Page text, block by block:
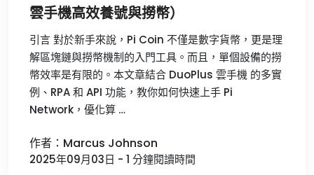
雲手機高效養號與撈幣）
引言 對於新手來說，Pi Coin 不僅是數字貨幣，更是理
解區塊鏈與撈幣機制的入門工具。而且，單個設備的撈
幣效率是有限的。本文章結合 DuoPlus 雲手機 的多實
例、RPA 和 API 功能，教你如何快速上手 Pi
Network，優化算 …
作者：Marcus Johnson
2025年09月03日 - 1 分鐘閱讀時間